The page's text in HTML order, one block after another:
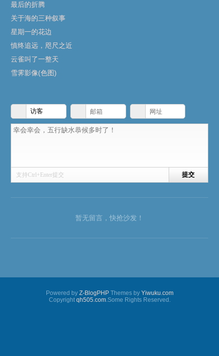
最后的折腾
关于海的三种叙事
星期一的花边
慎终追远，咫尺之近
云雀叫了一整天
雪霁影像(色图)
支持Ctrl+Enter提交
暂无留言，快抢沙发！
Powered by Z-BlogPHPThemes by Yiwuku.com
Copyrightqh505.com.Some Rights Reserved.